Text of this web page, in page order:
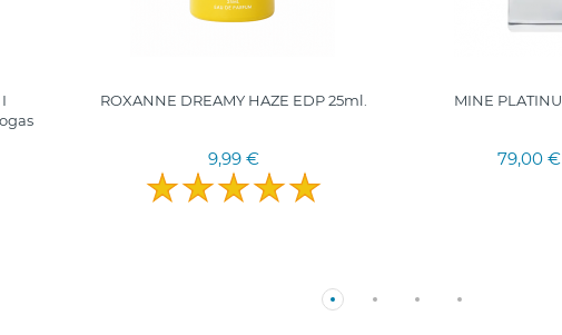
ROXANNE DREAMY HAZE EDP 25ml.
9,99 €
MINE
79,00 €